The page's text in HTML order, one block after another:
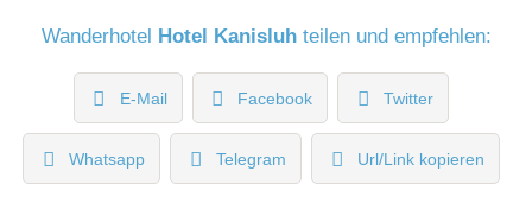
Wanderhotel Hotel Kanisluhteilen und empfehlen:
E-Mail Facebook Twitter
Whatsapp Telegram Url/Link kopieren